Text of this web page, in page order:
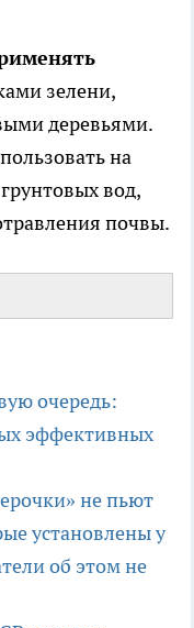
зелени,
деревьями.
на
вод,
почвы.
очередь:
эффективных
не пьют
установлены у
об этом не